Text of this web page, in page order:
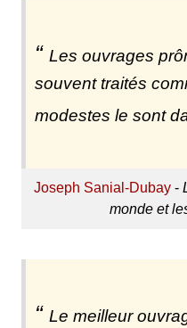
Les ouvrages
souvent traités
modestes le sont
Joseph Sanial-Dubay-
monde et
Le meilleur